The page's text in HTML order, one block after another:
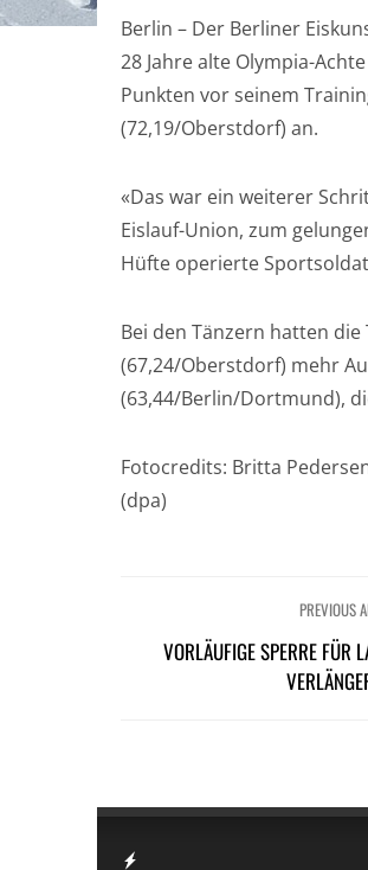
Berlin – Der Berliner
28 Jahre alte Olympia-
Punkten vor seinem
(72,19/Oberstdorf) an.
«Das war ein weiterer
Eislauf-Union, zum
Hüfte operierte
Bei den Tänzern hatten
(67,24/Oberstdorf) mehr
(63,44/Berlin/Dortmund),
Fotocredits: Britta
(dpa)
PREVIOUS
VORLÄUFIGE SPERRE FÜR